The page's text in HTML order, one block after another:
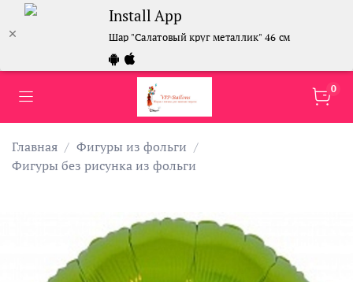
Install App
Шар "Салатовый круг металлик" 46 см
0
Главная
Фигуры из фольги
Фигуры без рисунка из фольги